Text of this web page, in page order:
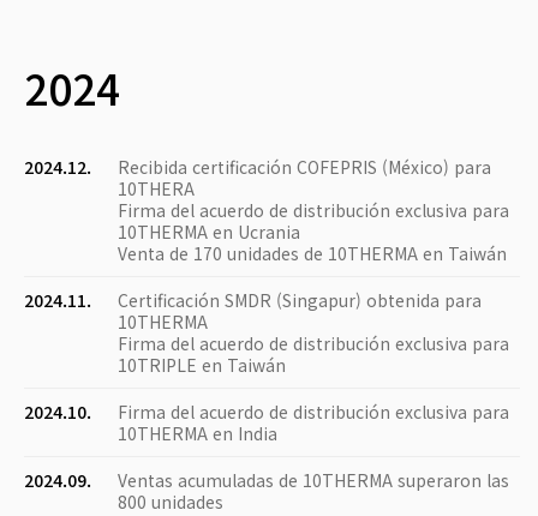
2024
2024.12.
Recibida certificación COFEPRIS (México) para
10THERA
Firma del acuerdo de distribución exclusiva para
10THERMA en Ucrania
Venta de 170 unidades de 10THERMA en Taiwán
2024.11.
Certificación SMDR (Singapur) obtenida para
10THERMA
Firma del acuerdo de distribución exclusiva para
10TRIPLE en Taiwán
2024.10.
Firma del acuerdo de distribución exclusiva para
10THERMA en India
2024.09.
Ventas acumuladas de 10THERMA superaron las
800 unidades